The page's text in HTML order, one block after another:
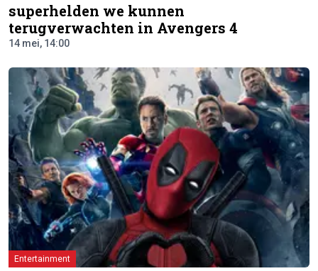
superhelden we kunnen
terugverwachten in Avengers 4
14 mei, 14:00
Entertainment